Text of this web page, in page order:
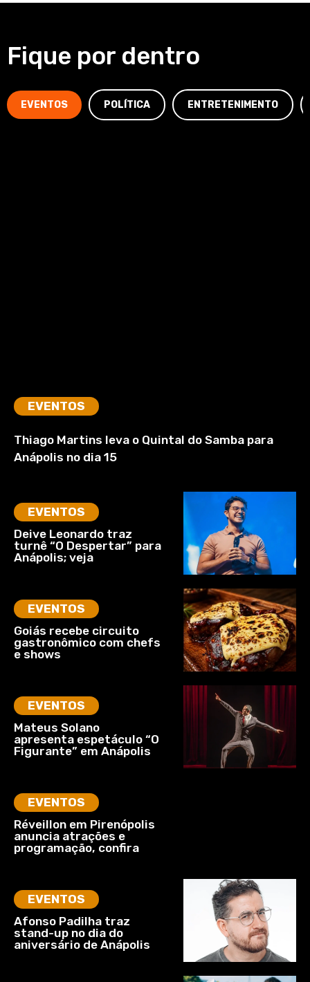
Fique por dentro
EVENTOS POLÍTICA ENTRETENIMENTO
EVENTOS
Thiago Martins leva o Quintal do Samba para
Anápolis no dia 15
EVENTOS
Deive Leonardo traz
turnê “O Despertar” para
Anápolis; veja
EVENTOS
Goiás recebe circuito
gastronômico com chefs
e shows
EVENTOS
Mateus Solano
apresenta espetáculo “O
Figurante” em Anápolis
EVENTOS
Réveillon em Pirenópolis
anuncia atrações e
programação, confira
EVENTOS
Afonso Padilha traz
stand-up no dia do
aniversário de Anápolis